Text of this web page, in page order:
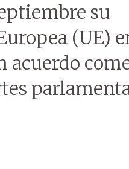
su
(UE)
acuerdo